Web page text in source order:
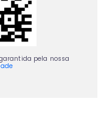
pela nossa